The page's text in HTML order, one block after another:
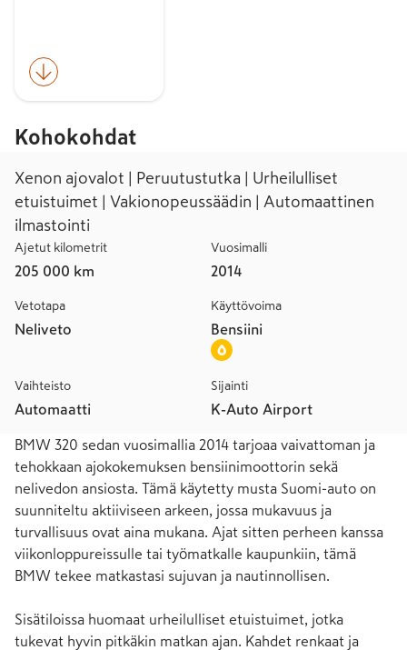
Kohokohdat
Xenon ajovalot | Peruutustutka | Urheilulliset
etuistuimet | Vakionopeussäädin | Automaattinen
ilmastointi
Ajetut kilometrit
205 000 km
Vuosimalli
2014
Vetotapa
Neliveto
Käyttövoima
Bensiini
Vaihteisto
Automaatti
Sijainti
K-Auto Airport
BMW 320 sedan vuosimallia 2014 tarjoaa vaivattoman ja
tehokkaan ajokokemuksen bensiinimoottorin sekä
nelivedon ansiosta. Tämä käytetty musta Suomi-auto on
suunniteltu aktiiviseen arkeen, jossa mukavuus ja
turvallisuus ovat aina mukana. Ajat sitten perheen kanssa
viikonloppureissulle tai työmatkalle kaupunkiin, tämä
BMW tekee matkastasi sujuvan ja nautinnollisen.
Sisätiloissa huomaat urheilulliset etuistuimet, jotka
tukevat hyvin pitkäkin matkan ajan. Kahdet renkaat ja